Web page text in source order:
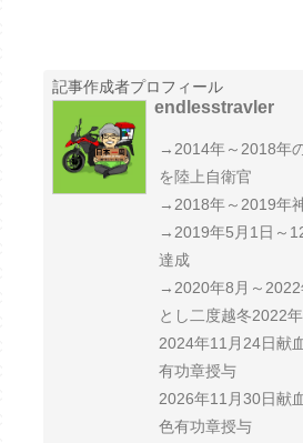
記事作成者プロフィール
endlesstravler
→2014年～2018年
を陸上自衛官
→2018年～2019年
→2019年5月1日～
達成
→2020年8月～2022
とし二度越冬2022
2024年11月24日献
有功章授与
2026年11月30日献
色有功章授与